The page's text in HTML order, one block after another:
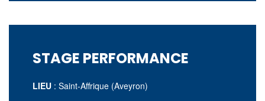
STAGE PERFORMANCE
LIEU : Saint-Affrique (Aveyron)